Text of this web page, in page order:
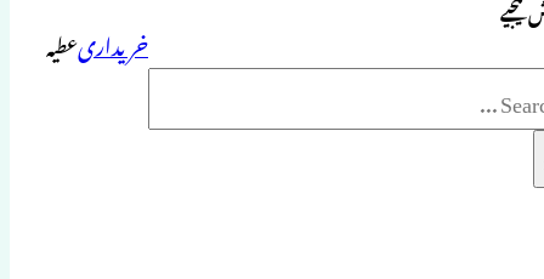
خریداریعطیہ